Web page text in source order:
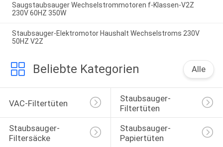
Saugstaubsauger Wechselstrommotoren f-Klassen-V2Z
230V 60HZ 350W
Staubsauger-Elektromotor Haushalt Wechselstroms 230V
50HZ V2Z
Beliebte Kategorien Alle
VAC-Filtertüten
Staubsauger-
Filtertüten
Staubsauger-
Filtersäcke
Staubsauger-
Papiertüten